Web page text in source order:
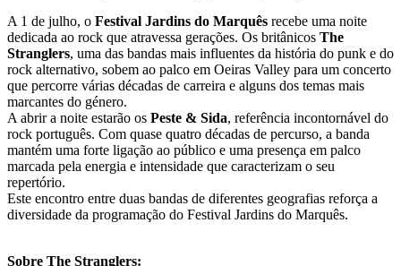
A 1 de julho, o Festival Jardins do Marquês recebe uma noite
dedicada ao rock que atravessa gerações. Os britânicos The
Stranglers, uma das bandas mais influentes da história do punk e do
rock alternativo, sobem ao palco em Oeiras Valley para um concerto
que percorre várias décadas de carreira e alguns dos temas mais
marcantes do género.
A abrir a noite estarão os Peste & Sida, referência incontornável do
rock português. Com quase quatro décadas de percurso, a banda
mantém uma forte ligação ao público e uma presença em palco
marcada pela energia e intensidade que caracterizam o seu
repertório.
Este encontro entre duas bandas de diferentes geografias reforça a
diversidade da programação do Festival Jardins do Marquês.
Sobre The Stranglers: